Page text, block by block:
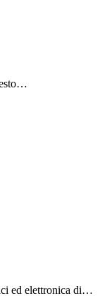
ed elettronica di…